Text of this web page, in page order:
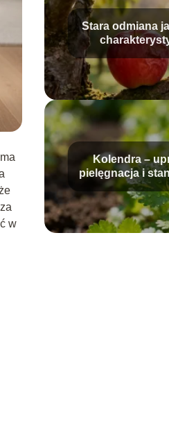
w
Stara odmiana
uprawa,
Kolendra –
pielęgnacja i